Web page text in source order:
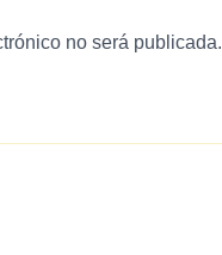
no será publicada.